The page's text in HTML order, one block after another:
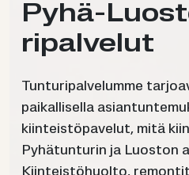
Pyhä-​
ri­pal­ve­lut
Tunturipalvelumme
paikallisella
kiinteistöpavelut, mitä
Pyhätunturin ja Luoston